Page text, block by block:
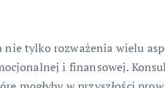
nie tylko rozważenia wielu
i finansowej.